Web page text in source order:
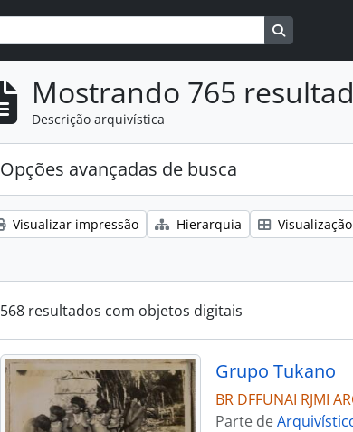
Mostrando 765
Descrição arquivística
Opções avançadas de busca
Visualizar impressão Hierarquia
568 resultados com objetos digitais
Grupo Tukano
BR DFFUNAI RJMI
Parte de